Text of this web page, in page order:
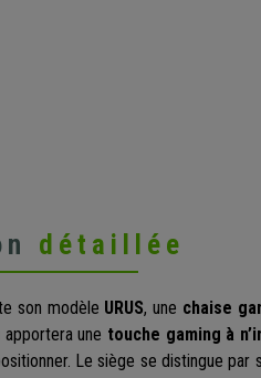
détaillée
son modèle URUS, une chaise
apportera une touche gaming à
Le siège se distingue par